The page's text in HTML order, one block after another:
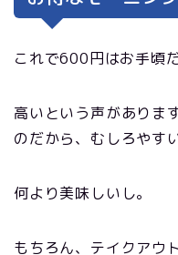
これで600円はお手頃
高いという声がありま
のだから、むしろやす
何より美味しいし。
もちろん、テイクアウ